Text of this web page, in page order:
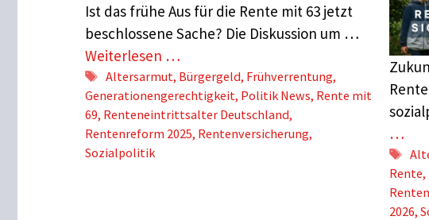
Ist das frühe Aus für die Rente mit 63 jetzt
beschlossene Sache? Die Diskussion um …
Weiterlesen …
Schlagwörter
Altersarmut, Bürgergeld, Frühverrentung,
Generationengerechtigkeit, Politik News, Rente mit
69, Renteneintrittsalter Deutschland,
Rentenreform 2025, Rentenversicherung,
Sozialpolitik
…
Rente,
2026,